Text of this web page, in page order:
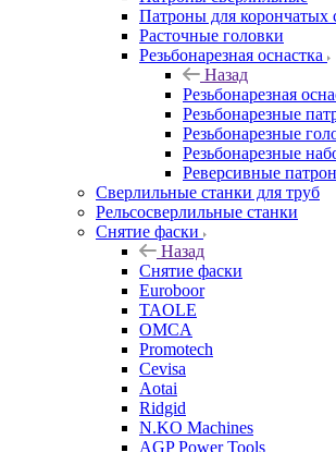
Патроны для корончатых
Расточные головки
Резьбонарезная оснастка
Назад
Резьбонарезная
Резьбонарезные
Резьбонарезные
Резьбонарезные
Реверсивные
Сверлильные станки для труб
Рельсосверлильные станки
Снятие фаски
Назад
Снятие фаски
Euroboor
TAOLE
OMCA
Promotech
Cevisa
Aotai
Ridgid
N.KO Machines
AGP Power Tools